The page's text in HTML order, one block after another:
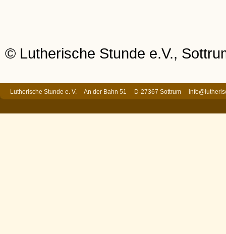
© Lutherische Stunde e.V.,
Lutherische Stunde e. V. An der Bahn 51 D-27367 Sottrum